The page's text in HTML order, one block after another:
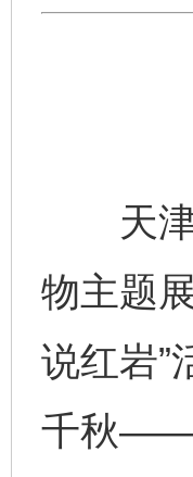
天津
物主题
说红岩”
千秋——